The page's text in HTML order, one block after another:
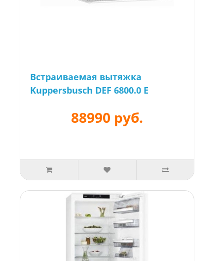
Встраиваемая вытяжка
Kuppersbusch DEF 6800.0 E
88990 руб.